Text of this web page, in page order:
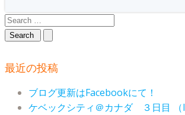
Search
for:
最近の投稿
ブログ更新はFacebookにて！
ケベックシティ＠カナダ ３日目